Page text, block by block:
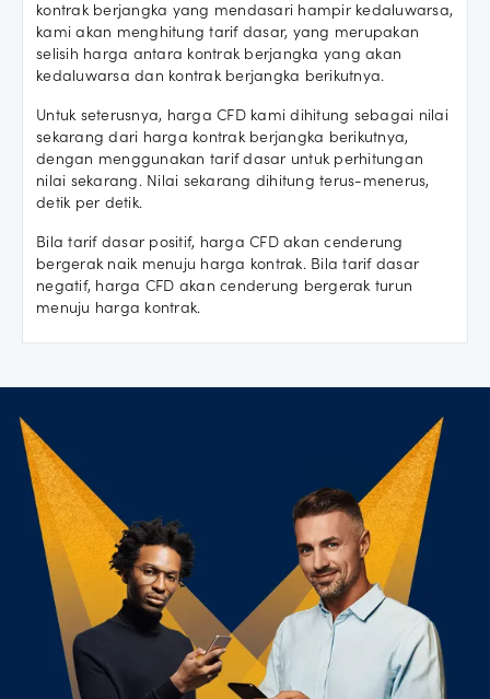
kontrak berjangka yang mendasari hampir kedaluwarsa,
kami akan menghitung tarif dasar, yang merupakan
selisih harga antara kontrak berjangka yang akan
kedaluwarsa dan kontrak berjangka berikutnya.
Untuk seterusnya, harga CFD kami dihitung sebagai nilai
sekarang dari harga kontrak berjangka berikutnya,
dengan menggunakan tarif dasar untuk perhitungan
nilai sekarang. Nilai sekarang dihitung terus-menerus,
detik per detik.
Bila tarif dasar positif, harga CFD akan cenderung
bergerak naik menuju harga kontrak. Bila tarif dasar
negatif, harga CFD akan cenderung bergerak turun
menuju harga kontrak.